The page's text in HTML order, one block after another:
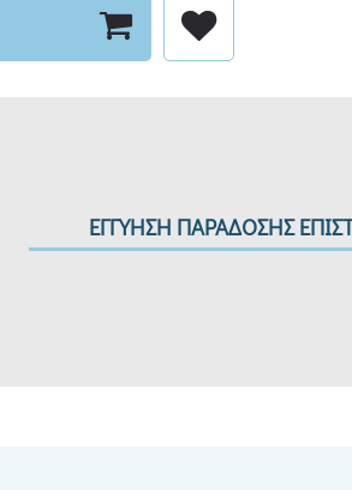
ΕΓΓΥΗΣΗ ΠΑΡΑΔΟΣΗΣ